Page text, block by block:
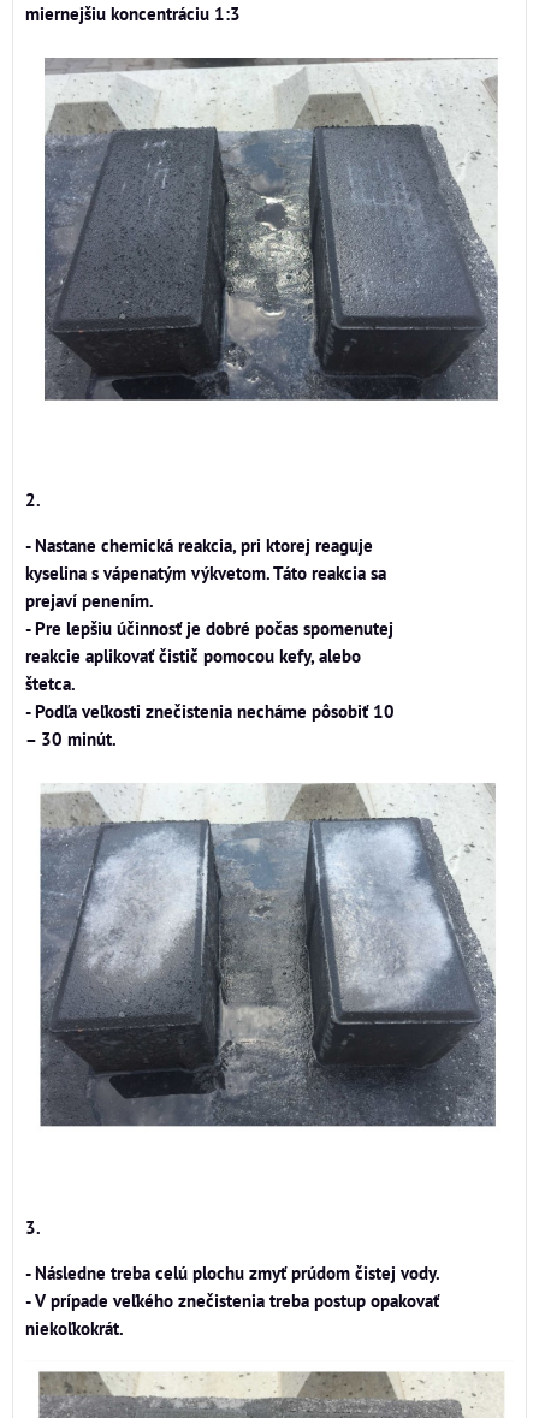
miernejšiu koncentráciu 1:3
2.
- Nastane chemická reakcia, pri ktorej reaguje
kyselina s vápenatým výkvetom. Táto reakcia sa
prejaví penením.
- Pre lepšiu účinnosť je dobré počas spomenutej
reakcie aplikovať čistič pomocou kefy, alebo
štetca.
- Podľa veľkosti znečistenia necháme pôsobiť 10
– 30 minút.
3.
- Následne treba celú plochu zmyť prúdom čistej vody.
- V prípade veľkého znečistenia treba postup opakovať
niekoľkokrát.